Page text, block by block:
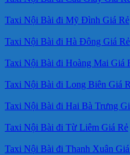
Taxi Nội Bài đi Mỹ Đình Giá Rẻ
Taxi Nội Bài đi Hà Đông Giá Rẻ
Taxi Nội Bài đi Hoàng Mai Giá
Taxi Nội Bài đi Long Biên Giá
Taxi Nội Bài đi Hai Bà Trưng
Taxi Nội Bài đi Từ Liêm Giá Rẻ
Taxi Nội Bài đi Thanh Xuân